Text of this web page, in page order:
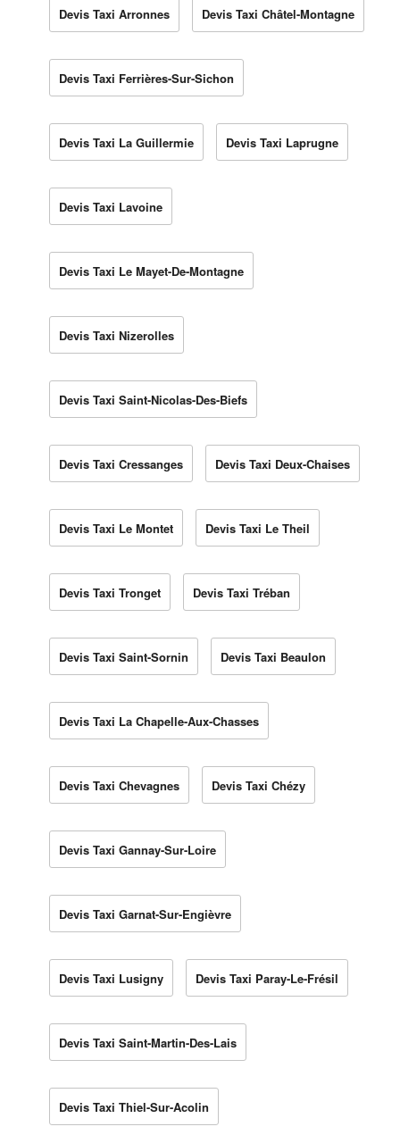
Devis Taxi Arronnes Devis Taxi Châtel-Montagne
Devis Taxi Ferrières-Sur-Sichon
Devis Taxi La Guillermie Devis Taxi Laprugne
Devis Taxi Lavoine
Devis Taxi Le Mayet-De-Montagne
Devis Taxi Nizerolles
Devis Taxi Saint-Nicolas-Des-Biefs
Devis Taxi Cressanges Devis Taxi Deux-Chaises
Devis Taxi Le Montet Devis Taxi Le Theil
Devis Taxi Tronget Devis Taxi Tréban
Devis Taxi Saint-Sornin Devis Taxi Beaulon
Devis Taxi La Chapelle-Aux-Chasses
Devis Taxi Chevagnes Devis Taxi Chézy
Devis Taxi Gannay-Sur-Loire
Devis Taxi Garnat-Sur-Engièvre
Devis Taxi Lusigny Devis Taxi Paray-Le-Frésil
Devis Taxi Saint-Martin-Des-Lais
Devis Taxi Thiel-Sur-Acolin